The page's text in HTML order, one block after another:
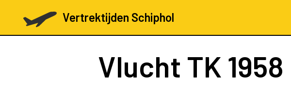
Vertrektijden Schiphol
Vlucht TK 1958